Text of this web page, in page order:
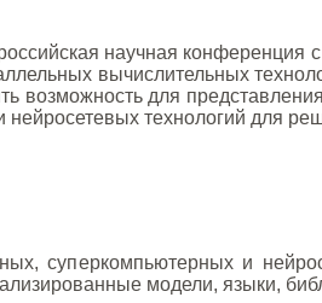
научная конференция
вычислительных
возможность для
технологий для
суперкомпьютерных и
модели, языки,